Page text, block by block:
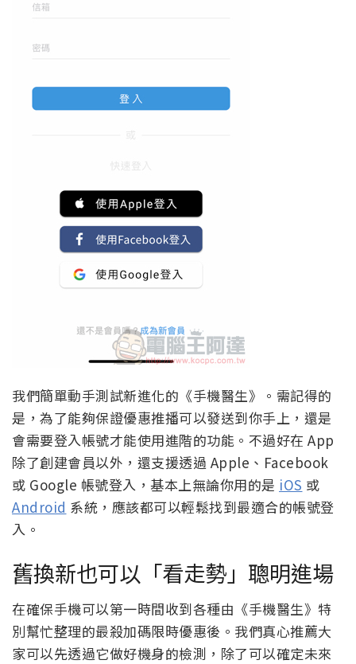
我們簡單動手測試新進化的《手機醫生》。需記得的
是，為了能夠保證優惠推播可以發送到你手上，還是
會需要登入帳號才能使用進階的功能。不過好在 App
除了創建會員以外，還支援透過 Apple、Facebook
或 Google 帳號登入，基本上無論你用的是 iOS 或
Android 系統，應該都可以輕鬆找到最適合的帳號登
入。
舊換新也可以「看走勢」聰明進場
在確保手機可以第一時間收到各種由《手機醫生》特
別幫忙整理的最殺加碼限時優惠後。我們真心推薦大
家可以先透過它做好機身的檢測，除了可以確定未來